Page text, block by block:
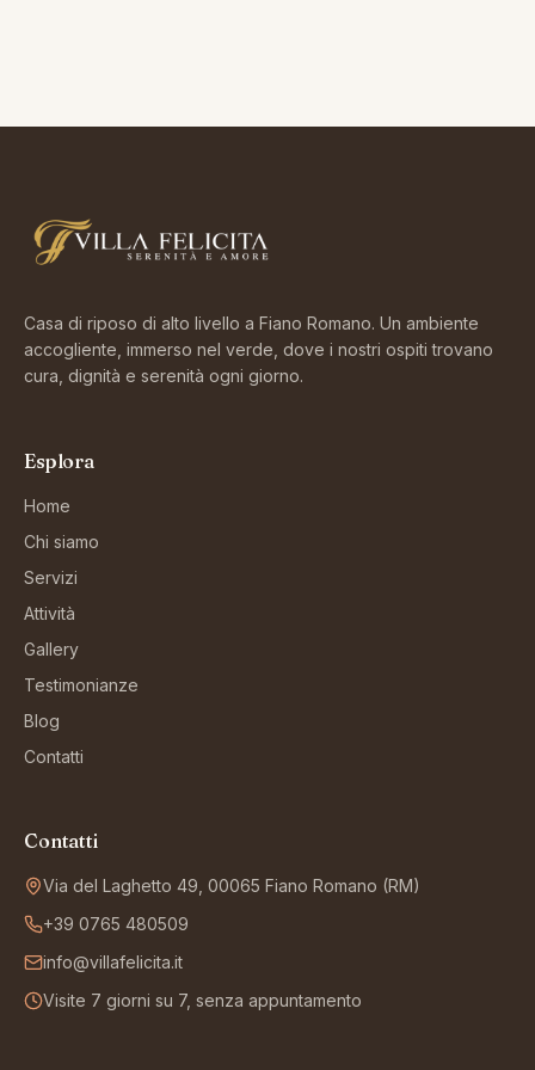
Casa di riposo di alto livello a Fiano Romano. Un ambiente
accogliente, immerso nel verde, dove i nostri ospiti trovano
cura, dignità e serenità ogni giorno.
Esplora
Home
Chi siamo
Servizi
Attività
Gallery
Testimonianze
Blog
Contatti
Contatti
Via del Laghetto 49, 00065 Fiano Romano (RM)
+39 0765 480509
info@villafelicita.it
Visite 7 giorni su 7, senza appuntamento